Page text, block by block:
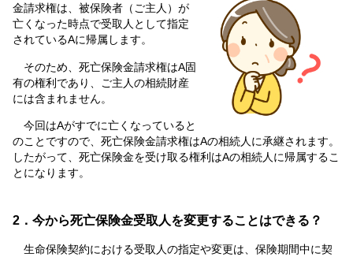
金請求権は、被保険者（ご主人）が
亡くなった時点で受取人として指定
されているAに帰属します。
そのため、死亡保険金請求権はA固
有の権利であり、ご主人の相続財産
には含まれません。
今回はAがすでに亡くなっていると
のことですので、死亡保険金請求権はAの相続人に承継されます。
したがって、死亡保険金を受け取る権利はAの相続人に帰属するこ
とになります。
2．今から死亡保険金受取人を変更することはできる？
生命保険契約における受取人の指定や変更は、保険期間中に契